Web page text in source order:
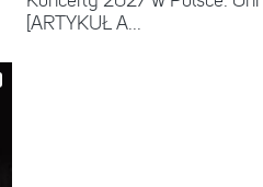
[ARTYKUŁ A...